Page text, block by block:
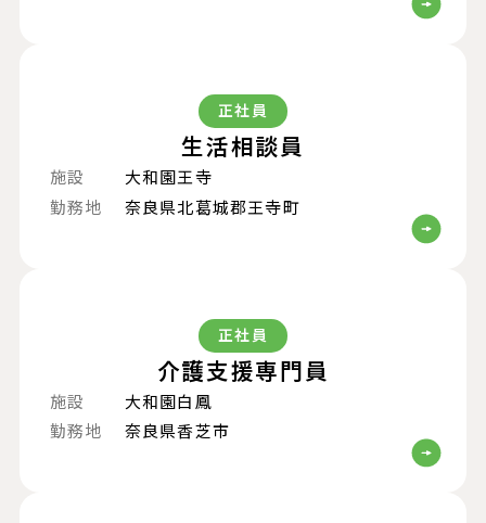
正社員
生活相談員
施設
大和園王寺
勤務地
奈良県北葛城郡王寺町
正社員
介護支援専門員
施設
大和園白鳳
勤務地
奈良県香芝市